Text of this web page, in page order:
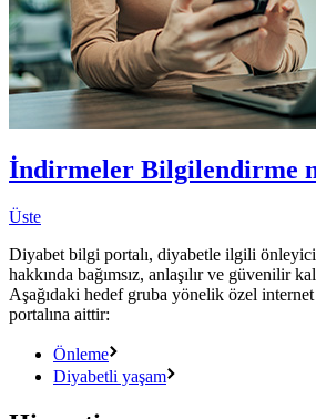
İndirmeler Bilgilendirme
Üste
Diyabet bilgi portalı, diyabetle ilgili
hakkında bağımsız, anlaşılır ve güvenilir
Aşağıdaki hedef gruba yönelik özel
portalına aittir:
Önleme
Diyabetli yaşam